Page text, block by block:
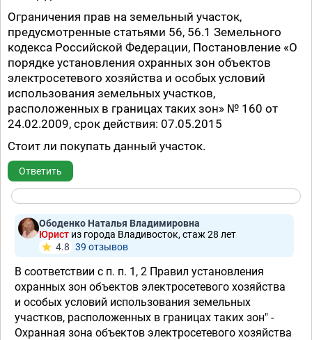
Ограничения прав на земельный участок,
предусмотренные статьями 56, 56.1 Земельного
кодекса Российской Федерации, Постановление «О
порядке установления охранных зон объектов
электросетевого хозяйства и особых условий
использования земельных участков,
расположенных в границах таких зон» № 160 от
24.02.2009, срок действия: 07.05.2015
Стоит ли покупать данный участок.
Ответить
Ободенко Наталья Владимировна
Юрист из города Владивосток, стаж 28 лет
4.8 39 отзывов
В соответствии с п. п. 1, 2 Правил установления
охранных зон объектов электросетевого хозяйства
и особых условий использования земельных
участков, расположенных в границах таких зон" -
Охранная зона объектов электросетевого хозяйства